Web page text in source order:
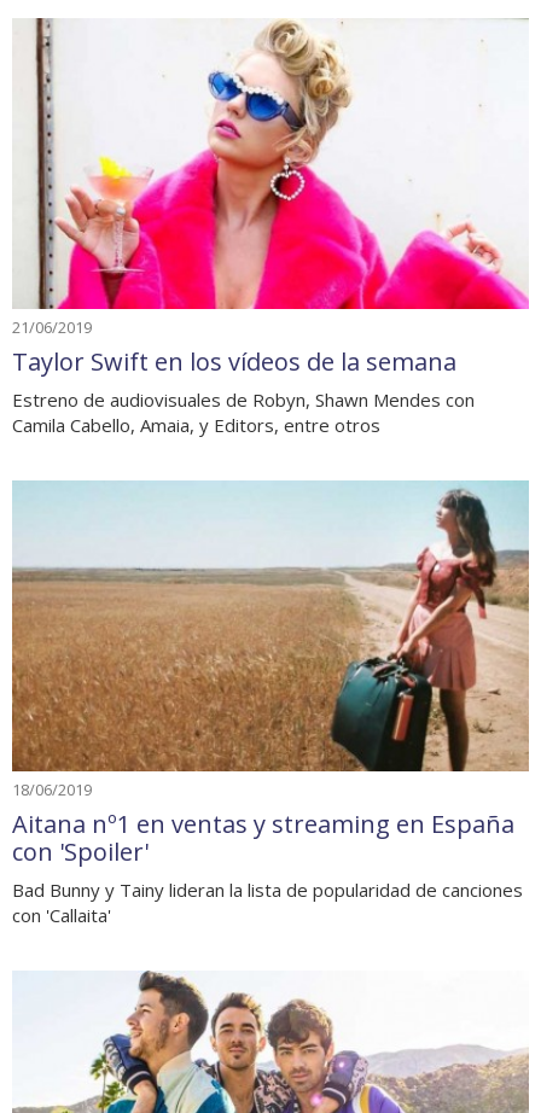
21/06/2019
Taylor Swift en los vídeos de la semana
Estreno de audiovisuales de Robyn, Shawn Mendes con
Camila Cabello, Amaia, y Editors, entre otros
18/06/2019
Aitana nº1 en ventas y streaming en España
con 'Spoiler'
Bad Bunny y Tainy lideran la lista de popularidad de canciones
con 'Callaita'